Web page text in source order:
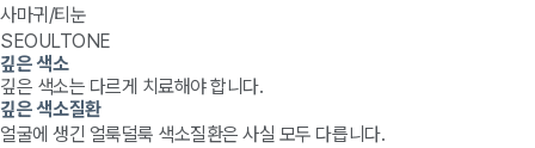
사마귀/티눈
SEOULTONE
깊은 색소
깊은 색소는 다르게 치료해야 합니다.
깊은 색소질환
얼굴에 생긴 얼룩덜룩 색소질환은 사실 모두 다릅니다.